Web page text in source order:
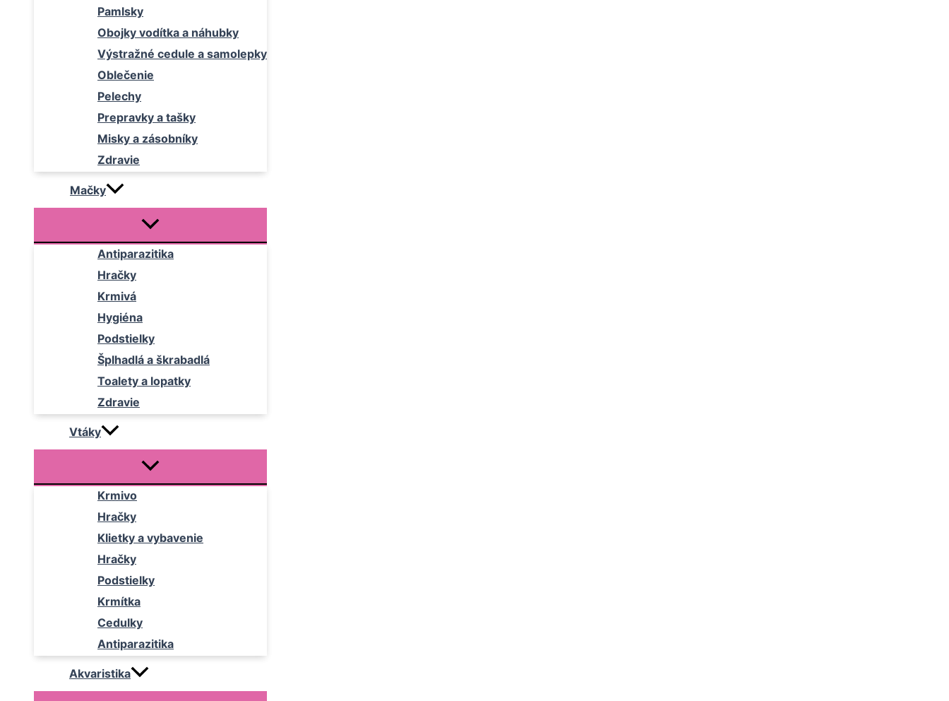
Pamlsky
Obojky vodítka a náhubky
Výstražné cedule a samolepky
Oblečenie
Pelechy
Prepravky a tašky
Misky a zásobníky
Zdravie
Mačky
Antiparazitika
Hračky
Krmivá
Hygiéna
Podstielky
Šplhadlá a škrabadlá
Toalety a lopatky
Zdravie
Vtáky
Krmivo
Hračky
Klietky a vybavenie
Hračky
Podstielky
Krmítka
Cedulky
Antiparazitika
Akvaristika